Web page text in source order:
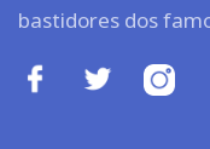
bastidores dos